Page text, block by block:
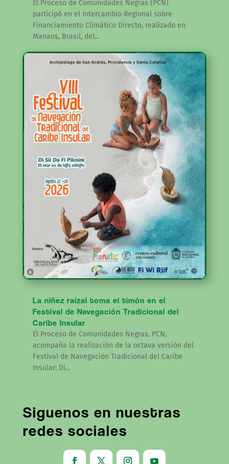
El Proceso de Comunidades Negras (PCN)
participó en el Intercambio Regional sobre
Financiamiento Climático Directo, realizado en
Manaos, Brasil, del...
La niñez raizal toma el timón en el
Festival de Navegación Tradicional del
Caribe Insular
El Proceso de Comunidades Negras, PCN,
acompaña la realización de la octava versión del
Festival de Navegación Tradicional del Caribe
Insular: Di...
Siguenos en nuestras
redes sociales